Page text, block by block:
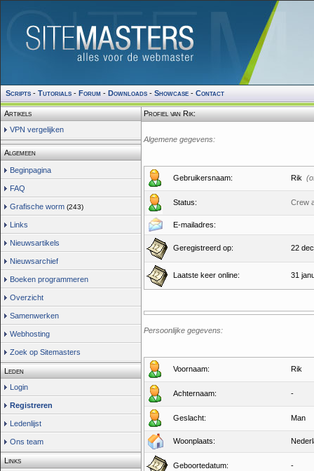
Scripts - Tutorials - Forum - Downloads - Showcase - Contact
Artikels
VPN vergelijken
Algemeen
Beginpagina
FAQ
Grafische worm (243)
Links
Nieuwsartikels
Nieuwsarchief
Boeken programmeren
Overzicht
Samenwerken
Webhosting
Zoek op Sitemasters
Leden
Login
Registreren
Ledenlijst
Ons team
Links
Profiel van Rik:
Algemene gegevens:
Gebruikersnaam: Rik
Status: Crew
E-mailadres:
Geregistreerd op: 22
Laatste keer online: 31
Persoonlijke gegevens:
Voornaam: Rik
Achternaam: -
Geslacht: Man
Woonplaats:
Geboortedatum: -